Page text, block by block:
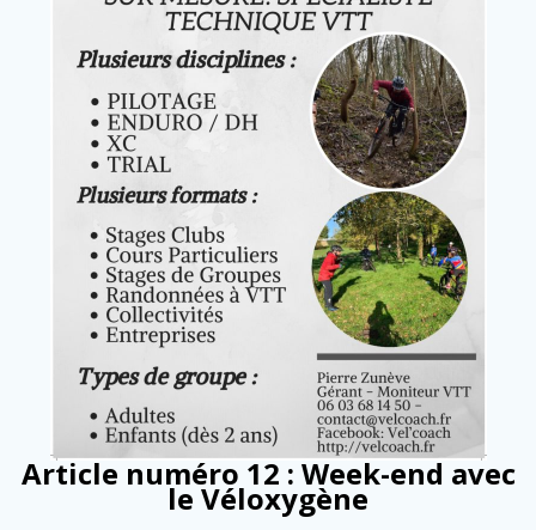
Article numéro 12 : Week-end avec
le Véloxygène